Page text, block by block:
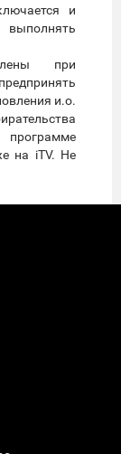
и
выполнять
при
и.о.
на iTV. Не